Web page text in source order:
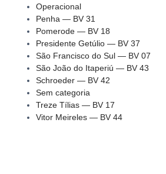
Operacional
Penha — BV 31
Pomerode — BV 18
Presidente Getúlio — BV 37
São Francisco do Sul — BV 07
São João do Itaperiú — BV 43
Schroeder — BV 42
Sem categoria
Treze Tílias — BV 17
Vitor Meireles — BV 44